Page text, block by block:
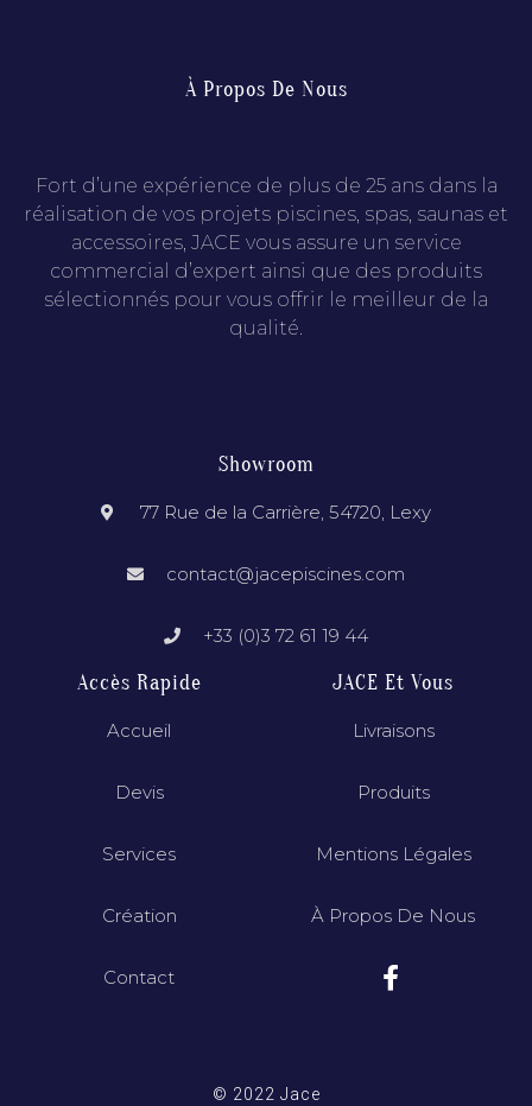
À Propos De Nous
Fort d’une expérience de plus de 25 ans dans la
réalisation de vos projets piscines, spas, saunas et
accessoires, JACE vous assure un service
commercial d’expert ainsi que des produits
sélectionnés pour vous offrir le meilleur de la
qualité.
Showroom
77 Rue de la Carrière, 54720, Lexy
contact@jacepiscines.com
+33 (0)3 72 61 19 44
Accès Rapide
Accueil
Devis
Services
Création
Contact
JACE Et Vous
Livraisons
Produits
Mentions Légales
À Propos De Nous
© 2022 Jace